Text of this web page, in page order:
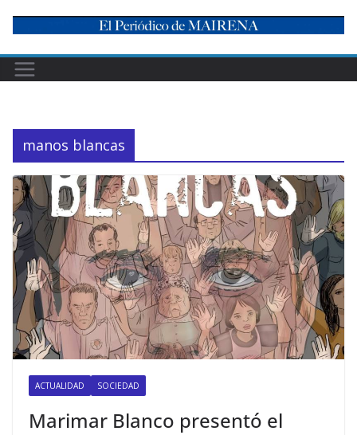
content
manos blancas
ACTUALIDAD SOCIEDAD
Marimar Blanco presentó el